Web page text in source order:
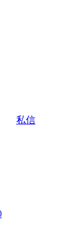
私信